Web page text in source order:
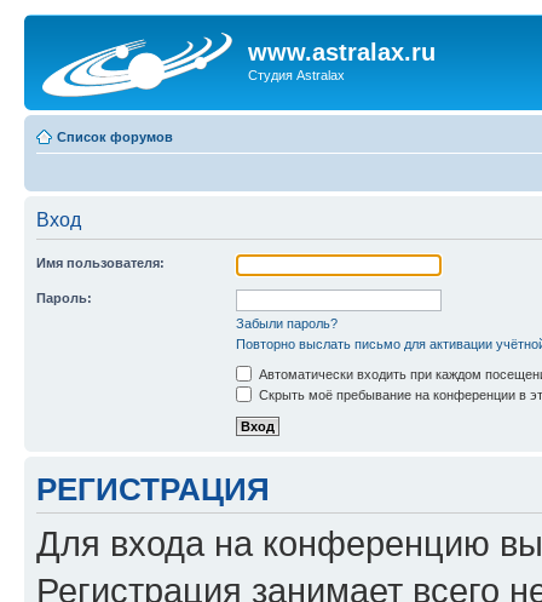
www.astralax.ru
Студия Astralax
Список форумов
Вход
Имя пользователя:
Пароль:
Забыли пароль?
Повторно выслать письмо для активации
Автоматически входить при каждом
Скрыть моё пребывание на конференции в
РЕГИСТРАЦИЯ
Для входа на конференцию
Регистрация занимает всего